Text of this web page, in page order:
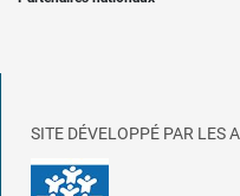
SITE DÉVELOPPÉ PAR LES